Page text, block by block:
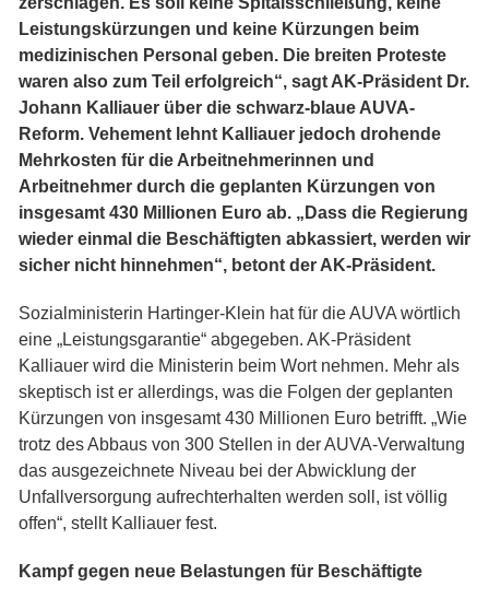
Leistungskürzungen und keine Kürzungen beim
medizinischen Personal geben. Die breiten Proteste
waren also zum Teil erfolgreich“, sagt AK-Präsident Dr.
Johann Kalliauer über die schwarz-blaue AUVA-
Reform. Vehement lehnt Kalliauer jedoch drohende
Mehrkosten für die Arbeitnehmerinnen und
Arbeitnehmer durch die geplanten Kürzungen von
insgesamt 430 Millionen Euro ab. „Dass die Regierung
wieder einmal die Beschäftigten abkassiert, werden wir
sicher nicht hinnehmen“, betont der AK-Präsident.
Sozialministerin Hartinger-Klein hat für die AUVA wörtlich
eine „Leistungsgarantie“ abgegeben. AK-Präsident
Kalliauer wird die Ministerin beim Wort nehmen. Mehr als
skeptisch ist er allerdings, was die Folgen der geplanten
Kürzungen von insgesamt 430 Millionen Euro betrifft. „Wie
trotz des Abbaus von 300 Stellen in der AUVA-Verwaltung
das ausgezeichnete Niveau bei der Abwicklung der
Unfallversorgung aufrechterhalten werden soll, ist völlig
offen“, stellt Kalliauer fest.
Kampf gegen neue Belastungen für Beschäftigte